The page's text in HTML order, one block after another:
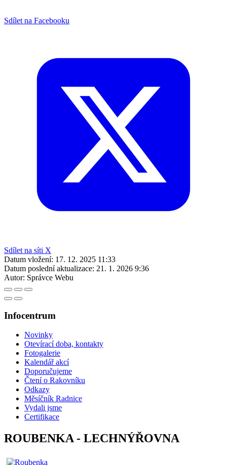
Sdílet na Facebooku
Sdílet na síti X
Datum vložení: 17. 12. 2025 11:33
Datum poslední aktualizace: 21. 1. 2026 9:36
Autor: Správce Webu
Infocentrum
Novinky
Otevírací doba, kontakty
Fotogalerie
Kalendář akcí
Doporučujeme
Čtení o Rakovníku
Odkazy
Měsíčník Radnice
Vydali jsme
Certifikace
ROUBENKA - LECHNÝŘOVNA